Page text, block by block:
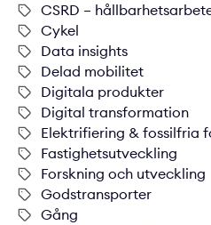
CSRD –
Cykel
Data insights
Delad mobilitet
Digitala produkter
Digital transformation
Elektrifiering & fossilfria
Fastighetsutveckling
Forskning och utveckling
Godstransporter
Gång